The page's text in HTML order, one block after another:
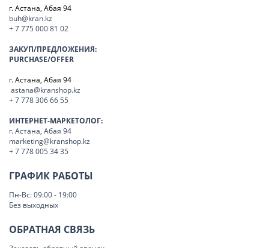
г. Астана, Абая 94
buh@kran.kz
+ 7 775 000 81 02
ЗАКУП/ПРЕДЛОЖЕНИЯ:
PURCHASE/OFFER
г. Астана, Абая 94
astana@kranshop.kz
+ 7 778 306 66 55
ИНТЕРНЕТ-МАРКЕТОЛОГ:
г. Астана, Абая 94
marketing@kranshop.kz
+ 7 778 005 34 35
ГРАФИК РАБОТЫ
Пн-Вс: 09:00 - 19:00
Без выходных
ОБРАТНАЯ СВЯЗЬ